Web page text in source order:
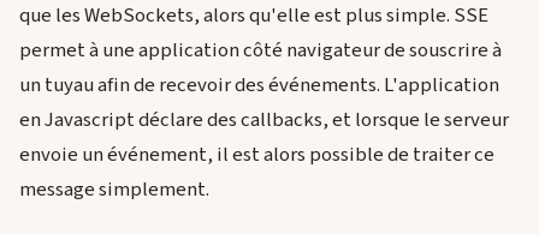
que les WebSockets, alors qu'elle est plus simple. SSE
permet à une application côté navigateur de souscrire à
un tuyau afin de recevoir des événements. L'application
en Javascript déclare des callbacks, et lorsque le serveur
envoie un événement, il est alors possible de traiter ce
message simplement.